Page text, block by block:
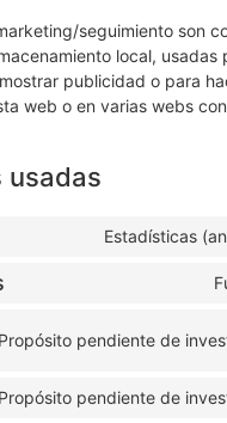
seguimiento son
local, usadas
publicidad o para
web o en varias webs
usadas
Estadísticas
Propósito pendiente de
Propósito pendiente de